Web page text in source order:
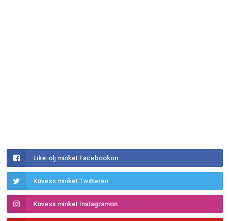
Like-olj minket Facebookon
Kövess minket Twitteren
Kövess minket Instagramon